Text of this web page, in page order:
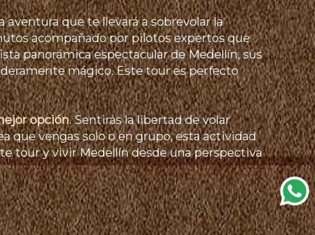
aventura que te llevará a sobrevolar la
acompañado por pilotos expertos que
panorámica espectacular de Medellín, sus
mágico. Este tour es perfecto
opción. Sentirás la libertad de volar
que vengas solo o en grupo, esta actividad
tour y vivir Medellín desde una perspectiva